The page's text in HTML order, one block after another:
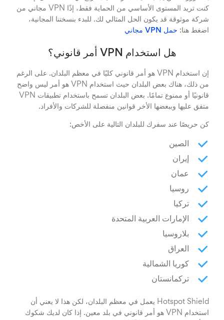
كنت تريد المستوى الأساسي من الحماية فقط، إذًا VPN مجاني من
شركة موثوقة قد يكون الحل المثالي لك. للبدء بنسختنا المجانية،
اضغط هنا: حمل VPN مجاني
هل استخدام VPN أمر قانوني؟
إن استخدام VPN هو أمر قانوني كليًا في معظم البلدان. على الرغم
من ذلك، هناك بعض البلدان حيث استخدام VPN هو أمر ليس واضح
قانونيًا أو ممنوع تمامًا. بعض البلدان تسمح باستخدام تطبيقات VPN
متفق عليها وببعضها الأخر قوانين منفصلة للشركات والأفراد.
كن حريصًا عند سفرك للبلدان التالية على الأخص:
الصين
إيران
عمان
روسيا
تركيا
الإمارات العربية المتحدة
بلاروسيا
العراق
كوريا الشمالية
تركمانستان
Hotspot Shield يعمل في معظم البلدان، لكن هذا لا يعني أن
استخدام VPN هو أمر قانوني في بلد معين. إذا كان لديك شكوك